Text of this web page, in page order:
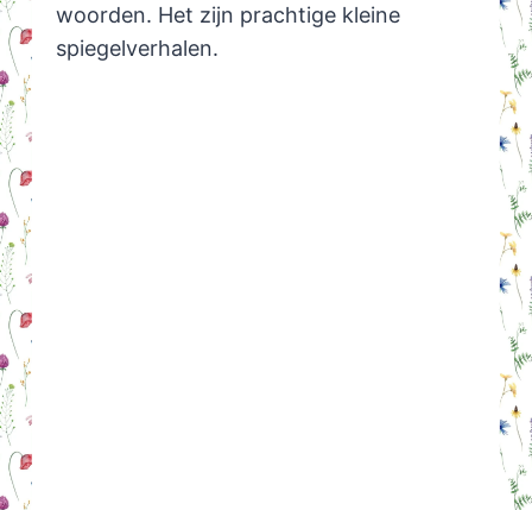
woorden. Het zijn prachtige kleine
spiegelverhalen.